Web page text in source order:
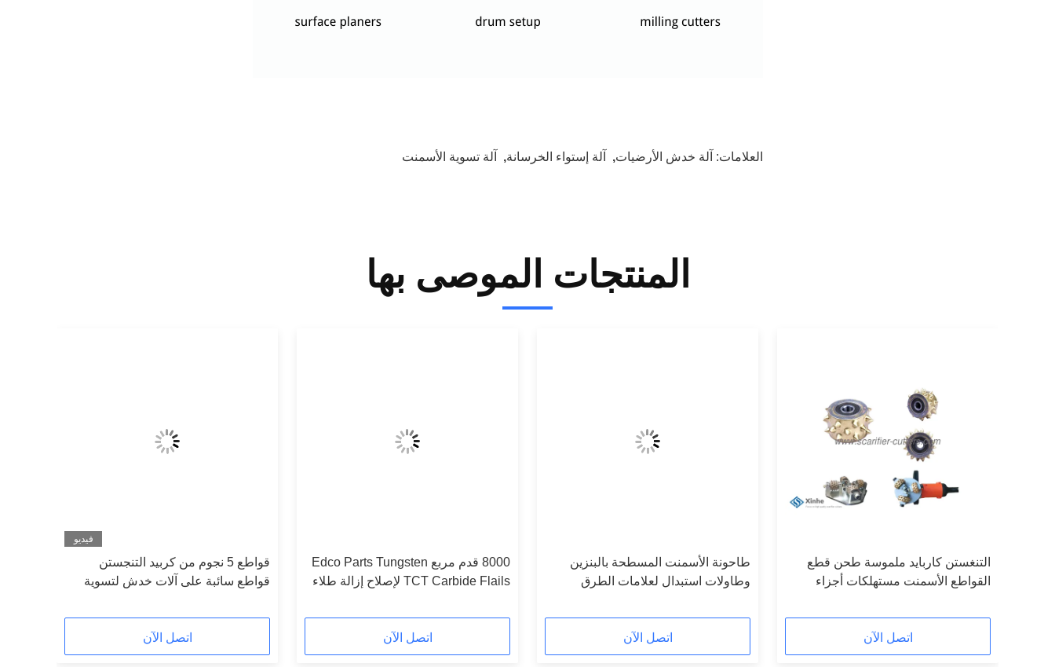
العلامات: آلة خدش الأرضيات, آلة إستواء الخرسانة, آلة تسوية الأسمنت
المنتجات الموصى بها
التنغستن كاربايد ملموسة طحن قطع
القواطع الأسمنت مستهلكات أجزاء
اتصل الآن
طاحونة الأسمنت المسطحة بالبنزين
وطاولات استبدال لعلامات الطرق
اتصل الآن
8000 قدم مربع Edco Parts Tungsten
TCT Carbide Flails لإصلاح إزالة طلاء
اتصل الآن
فيديو
قواطع 5 نجوم من كربيد التنجستن
قواطع سائبة على آلات خدش لتسوية
اتصل الآن